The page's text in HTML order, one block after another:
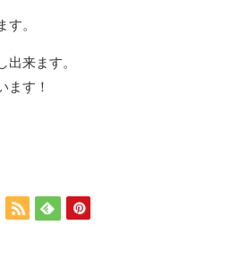
。
来ます。
ます！